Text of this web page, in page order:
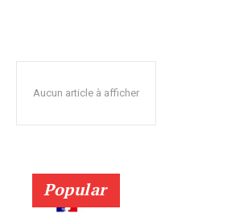
Aucun article à afficher
Popular